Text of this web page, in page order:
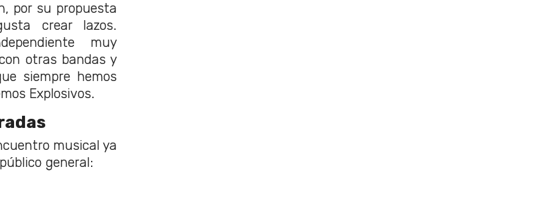
por su propuesta
crear lazos.
muy
otras bandas y
siempre hemos
Explosivos.
musical ya
general: